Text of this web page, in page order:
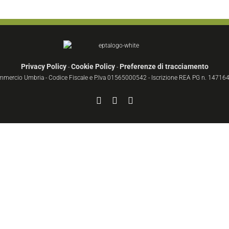
Privacy Policy- Cookie Policy- Preferenze di tracciamento
Umbria - Codice Fiscale e P.Iva 01565000542 - Iscrizione REA PG n.
FacebookYouTube